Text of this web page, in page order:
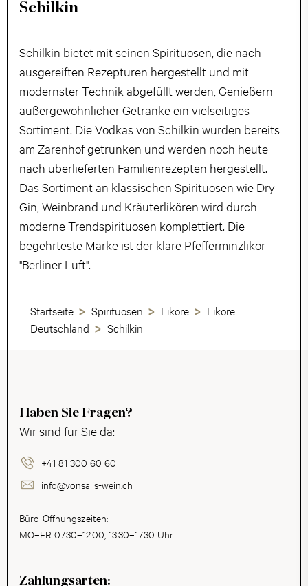
Schilkin
Schilkin bietet mit seinen Spirituosen, die nach
ausgereiften Rezepturen hergestellt und mit
modernster Technik abgefüllt werden, Genießern
außergewöhnlicher Getränke ein vielseitiges
Sortiment. Die Vodkas von Schilkin wurden bereits
am Zarenhof getrunken und werden noch heute
nach überlieferten Familienrezepten hergestellt.
Das Sortiment an klassischen Spirituosen wie Dry
Gin, Weinbrand und Kräuterlikören wird durch
moderne Trendspirituosen komplettiert. Die
begehrteste Marke ist der klare Pfefferminzlikör
"Berliner Luft".
Startseite Spirituosen Liköre
Liköre
Deutschland
Schilkin
Haben Sie Fragen?
Wir sind für Sie da:
+41 81 300 60 60
info@vonsalis-wein.ch
Büro-Öffnungszeiten:
MO–FR 07.30–12.00, 13.30–17.30 Uhr
Zahlungsarten: